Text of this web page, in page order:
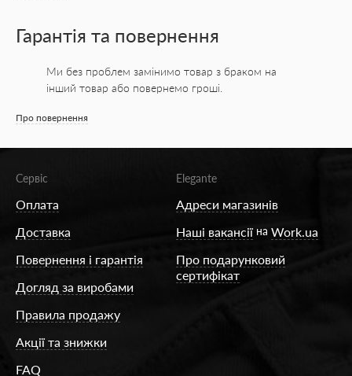
Гарантія та повернення
Ми без проблем замінимо товар з браком на
інший товар або повернемо гроші.
Про повернення
Сервіс
Оплата
Доставка
Повернення і гарантія
Догляд за виробами
Правила продажу
Акції та знижки
FAQ
Elegante
Адреси магазинів
Наші вакансії на Work.ua
Про подарунковий
сертифікат